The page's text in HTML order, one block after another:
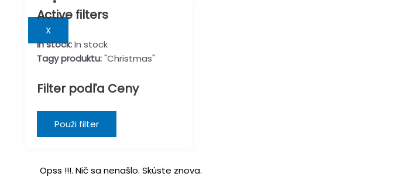
X
Active filters
In stock:In stock
Tagy produktu:"Christmas"
Filter podľa Ceny
Použi filter
Opss !!!. Nič sa nenašlo. Skúste znova.